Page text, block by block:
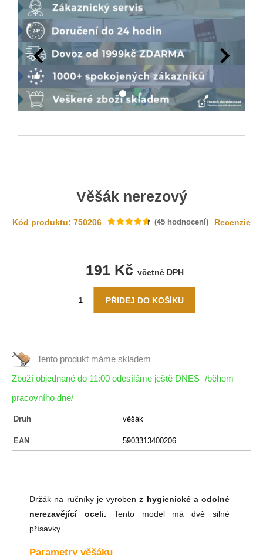
Věšák nerezový
Kód produktu: 750206 (45 hodnocení) Recenzie
191 Kč včetně DPH
Tento produkt máme skladem
Zboží objednané do 11:00 odesíláme ještě DNES /během
pracovního dne/
Druh věšák
EAN 5903313400206
Držák na ručníky je vyroben z hygienické a odolné
nerezavějící oceli. Tento model má dvě silné
přísavky.
Parametry věšáku